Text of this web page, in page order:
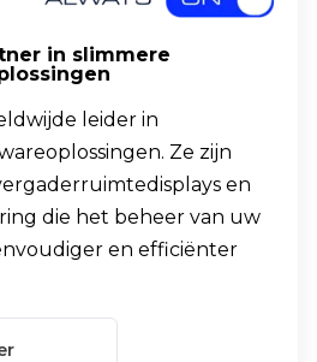
in slimmere
leider in
Ze zijn
en
die het beheer van uw
en efficiënter